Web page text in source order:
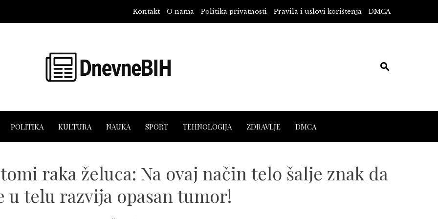
Kontakt O nama Politika privatnosti Pravila i uslovi korištenja DMCA
POLITIKA KULTURA NAUKA SPORT TEHNOLOGIJA ZDRAVLJE DMCA
raka želuca: Na ovaj način telo šalje znak da
u telu razvija opasan tumor!